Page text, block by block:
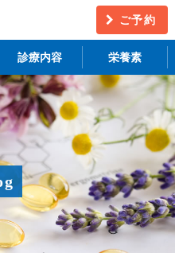
ご予約
診療内容
うつ・慢性疲労
更年期障害
ニキビ・シミ
月経
栄養素